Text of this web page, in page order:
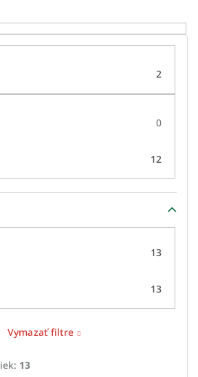
2
0
12
13
13
Vymazať filtre
13